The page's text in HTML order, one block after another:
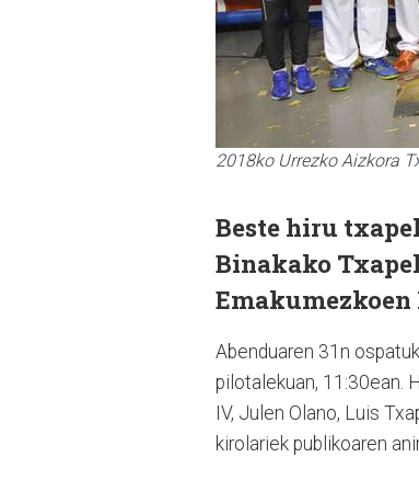
2018ko Urrezko Aizkora
Beste hiru
Binakako
Abenduaren 31n
pilotalekuan, 11:30ean.
IV, Julen Olano, Luis
kirolariek publikoaren